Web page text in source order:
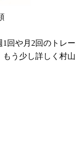
回や月2回のトレ
う少し詳しく村